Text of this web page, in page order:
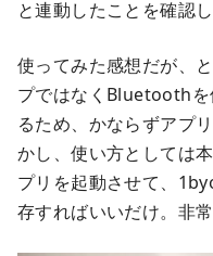
と連動したことを確認し
使ってみた感想だが、
プではなくBluetoothを
るため、かならずアプ
かし、使い方としては
プリを起動させて、
存すればいいだけ。非常